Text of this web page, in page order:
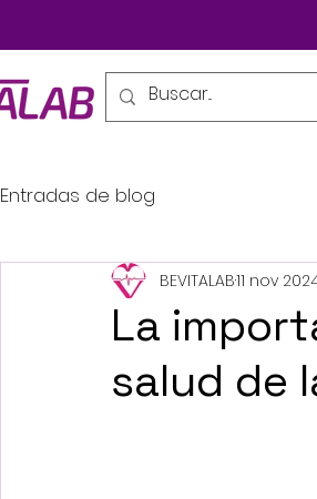
Entradas de blog
La
salud de
BEVITALAB11 nov